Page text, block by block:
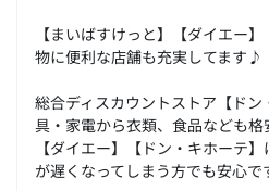
【まいばすけっと】【ダイエー
物に便利な店舗も充実してます♪
総合ディスカウントストア【ド
具・家電から衣類、食品なども格
【ダイエー】【ドン・キホーテ
が遅くなってしまう方でも安心